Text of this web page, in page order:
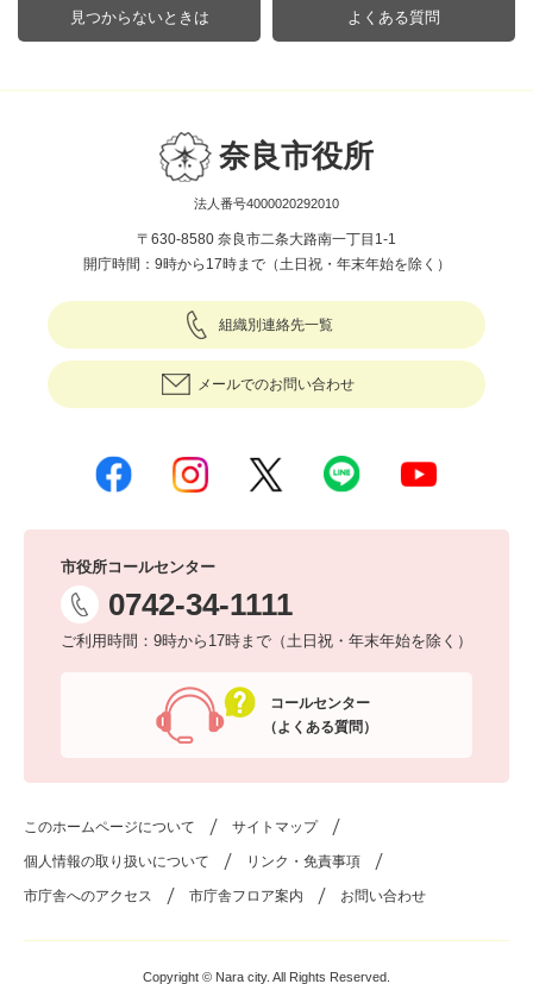
見つからないときは よくある質問
奈良市役所
法人番号4000020292010
〒630-8580 奈良市二条大路南一丁目1-1
開庁時間：9時から17時まで（土日祝・年末年始を除く）
組織別連絡先一覧
メールでのお問い合わせ
市役所コールセンター
0742-34-1111
ご利用時間：9時から17時まで（土日祝・年末年始を除く）
コールセンター
（よくある質問）
このホームページについて サイトマップ
個人情報の取り扱いについて リンク・免責事項
市庁舎へのアクセス 市庁舎フロア案内 お問い合わせ
Copyright © Nara city. All Rights Reserved.